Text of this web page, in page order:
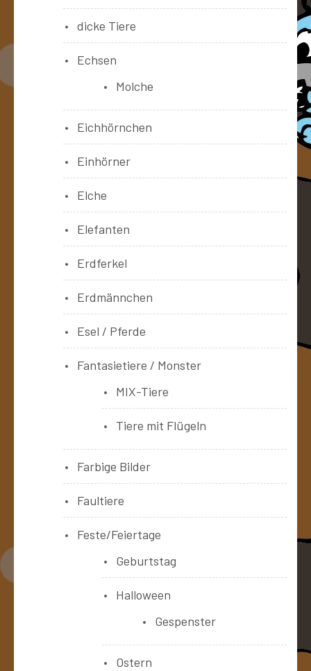
dicke Tiere
Echsen
Molche
Eichhörnchen
Einhörner
Elche
Elefanten
Erdferkel
Erdmännchen
Esel / Pferde
Fantasietiere / Monster
MIX-Tiere
Tiere mit Flügeln
Farbige Bilder
Faultiere
Feste/Feiertage
Geburtstag
Halloween
Gespenster
Ostern